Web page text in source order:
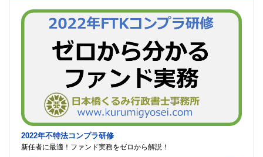
2022年不特法コンプラ研修
新任者に最適！ファンド実務をゼロから解説！